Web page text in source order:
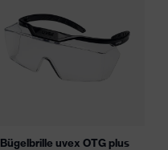
Bügelbrille uvex OTG plus